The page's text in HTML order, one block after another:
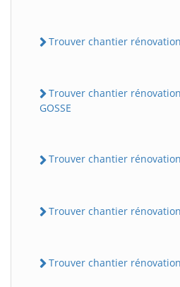
Trouver chantier rénovation
Trouver chantier rénovation
GOSSE
Trouver chantier rénovation
Trouver chantier
Trouver chantier rénovation